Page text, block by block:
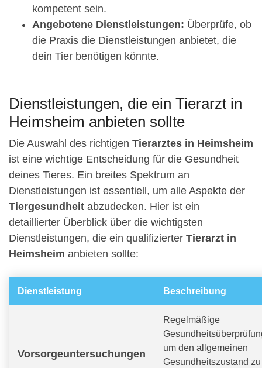
kompetent sein.
Angebotene Dienstleistungen: Überprüfe, ob
die Praxis die Dienstleistungen anbietet, die
dein Tier benötigen könnte.
Dienstleistungen, die ein Tierarzt in
Heimsheim anbieten sollte
Die Auswahl des richtigen Tierarztes in Heimsheim
ist eine wichtige Entscheidung für die Gesundheit
deines Tieres. Ein breites Spektrum an
Dienstleistungen ist essentiell, um alle Aspekte der
Tiergesundheit abzudecken. Hier ist ein
detaillierter Überblick über die wichtigsten
Dienstleistungen, die ein qualifizierter Tierarzt in
Heimsheim anbieten sollte:
Dienstleistung Beschreibung
Vorsorgeuntersuchungen
Regelmäßige
um den allgemeinen
Gesundheitszustand zu